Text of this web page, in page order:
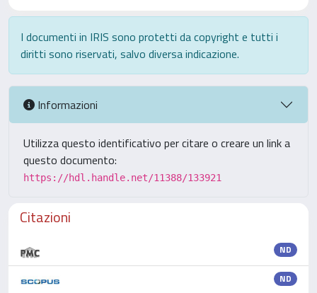
I documenti in IRIS sono protetti da copyright e tutti i
diritti sono riservati, salvo diversa indicazione.
Informazioni
Utilizza questo identificativo per citare o creare un link a
questo documento:
https://hdl.handle.net/11388/133921
Citazioni
ND
ND